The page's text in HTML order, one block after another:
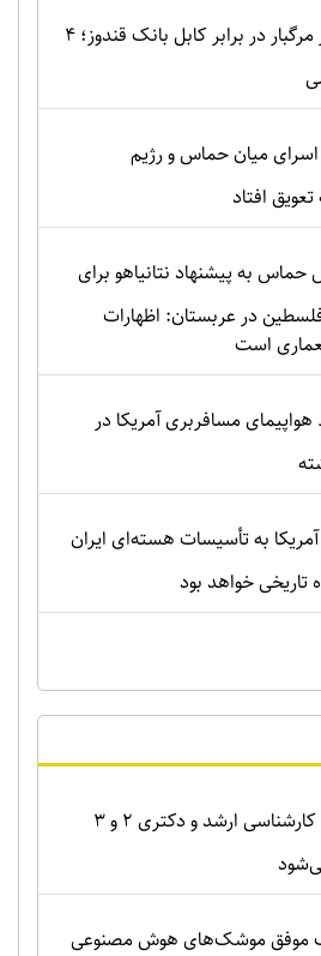
انفجار مرگبار در برابر کابل بانک قندوز؛ ۴
اسرای میان حماس و رژیم
افتاد
حماس به پیشنهاد نتانیاهو برای
در عربستان: اظهارات
است
مسافربری آمریکا در
به تأسیسات هسته‌ای ایران
تاریخی خواهد بود
کنکور کارشناسی ارشد و دکتری ۲ و ۳
موفق موشک‌های هوش مصنوعی